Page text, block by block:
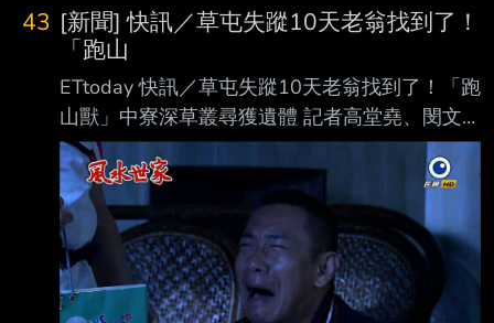
不滿平日負 責卸貨的61歲楊姓郵局員工，認為
楊男工作時製造的聲響太吵，竟持菜刀衝進郵
局，猛砍楊 男至少10刀奪命，現場畫面曝光。
警方獲報趕抵現場，發現楊男傷口集中頭部及左
胸多處大面積撕裂傷，已失去生命跡象，隨 即
將人送往醫院搶救，但楊男仍因傷勢過重宣告不
治。員警同時壓制逗留在現場的劉男，並 拉起
封鎖線，將人帶回派出所偵訊。
43 [新聞] 快訊／草屯失蹤10天老翁找到了！
「跑山
ETtoday 快訊／草屯失蹤10天老翁找到了！「跑
山獸」中寮深草叢尋獲遺體 記者高堂堯、閔文
昱／南投報導 南投縣草屯鎮11日發生一起84歲
失智老翁失蹤案，引發各界關注。今日（21日）
搜救進展傳 來不幸消息，捷克籍知名登山搜救
專家「跑山獸」羅培德（Petr Novotny）稍早於
臉書發文 證實，已在中寮鄉山區的深密草叢中
尋獲失蹤10天的李姓老翁，但遺憾的是老翁已明